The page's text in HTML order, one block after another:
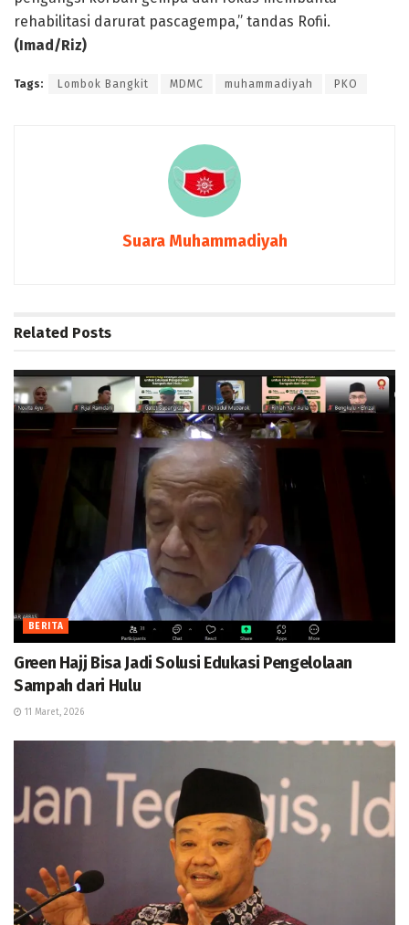
rehabilitasi darurat pascagempa,” tandas Rofii.
(Imad/Riz)
Tags: Lombok Bangkit MDMC muhammadiyah PKO
Suara Muhammadiyah
Related Posts
BERITA
Green Hajj Bisa Jadi Solusi Edukasi Pengelolaan
Sampah dari Hulu
11 Maret, 2026